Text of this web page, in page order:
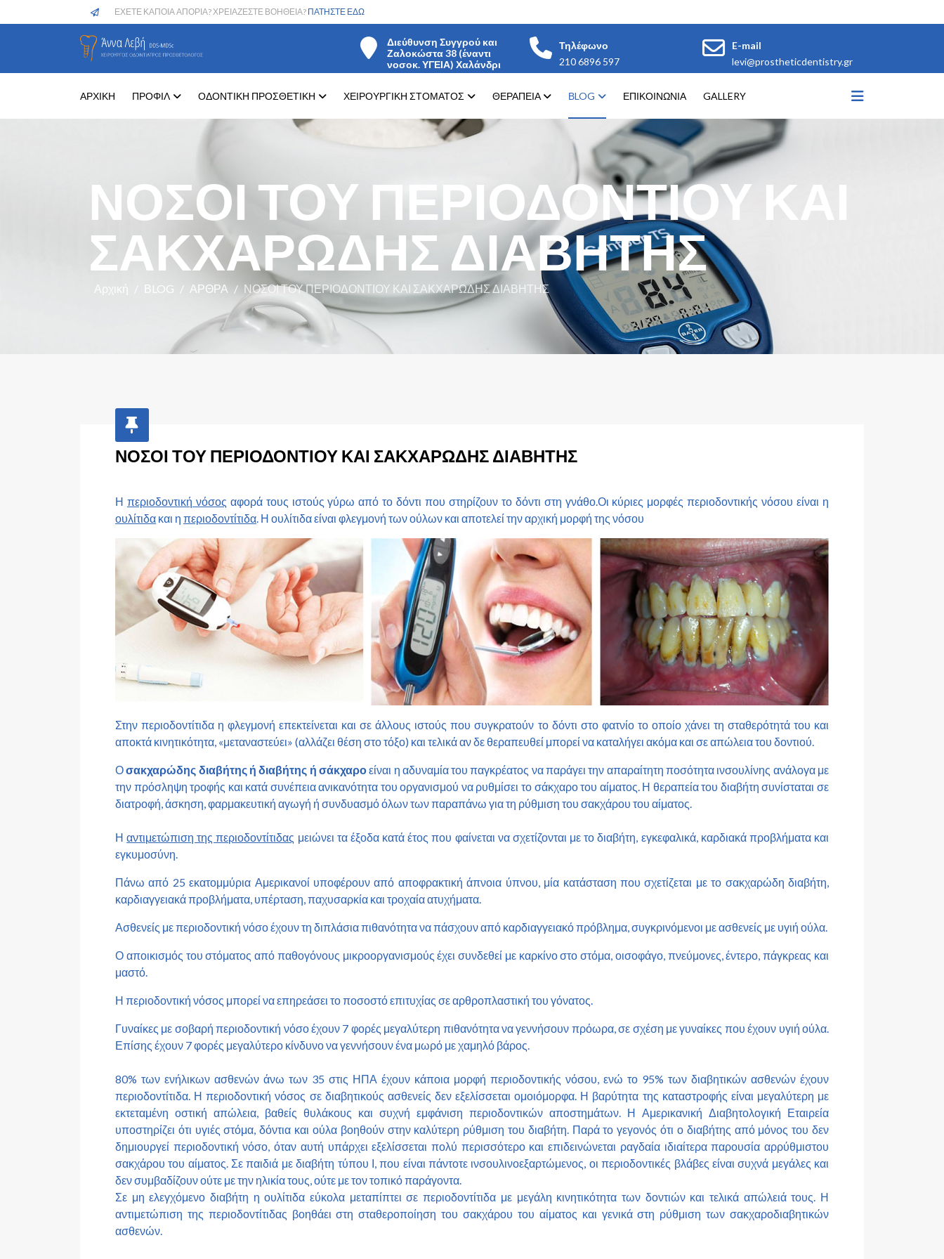
ΕΧΕΤΕ ΚΑΠΟΙΑ ΑΠΟΡΙΑ? ΧΡΕΙΑΖΕΣΤΕ ΒΟΗΘΕΙΑ? ΠΑΤΗΣΤΕ ΕΔΩ
Διεύθυνση Συγγρού και
Ζαλοκώστα 38 (έναντι
νοσοκ. ΥΓΕΙΑ) Χαλάνδρι
Τηλέφωνο
210 6896 597
E-mail
levi@prostheticdentistry.gr
ΑΡΧΙΚΗ ΠΡΟΦΙΛ ΟΔΟΝΤΙΚΗ ΠΡΟΣΘΕΤΙΚΗ ΧΕΙΡΟΥΡΓΙΚΗ ΣΤΟΜΑΤΟΣ ΘΕΡΑΠΕΙΑ ΒLOG ΕΠΙΚΟΙΝΩΝΙΑ GALLERY
ΝΟΣΟΙ ΤΟΥ ΠΕΡΙΟΔΟΝΤΙΟΥ ΚΑΙ
ΣΑΚΧΑΡΩΔΗΣ ΔΙΑΒΗΤΗΣ
Αρχική ΒLOG ΑΡΘΡΑ ΝΟΣΟΙ ΤΟΥ ΠΕΡΙΟΔΟΝΤΙΟΥ ΚΑΙ ΣΑΚΧΑΡΩΔΗΣ ΔΙΑΒΗΤΗΣ
ΝΟΣΟΙ ΤΟΥ ΠΕΡΙΟΔΟΝΤΙΟΥ ΚΑΙ ΣΑΚΧΑΡΩΔΗΣ ΔΙΑΒΗΤΗΣ
Η περιοδοντική νόσος αφορά τους ιστούς γύρω από το δόντι που στηρίζουν το δόντι στη γνάθο.Οι κύριες μορφές περιοδοντικής νόσου είναι η
ουλίτιδα και η περιοδοντίτιδα. Η ουλίτιδα είναι φλεγμονή των ούλων και αποτελεί την αρχική μορφή της νόσου
Στην περιοδοντίτιδα η φλεγμονή επεκτείνεται και σε άλλους ιστούς που συγκρατούν το δόντι στο φατνίο το οποίο χάνει τη σταθερότητά του και
αποκτά κινητικότητα, «μεταναστεύει» (αλλάζει θέση στο τόξο) και τελικά αν δε θεραπευθεί μπορεί να καταλήγει ακόμα και σε απώλεια του δοντιού.
Οσακχαρώδης διαβήτης ή διαβήτης ή σάκχαροείναι η αδυναμία του παγκρέατος να παράγει την απαραίτητη ποσότητα ινσουλίνης ανάλογα με
την πρόσληψη τροφής και κατά συνέπεια ανικανότητα του οργανισμού να ρυθμίσει το σάκχαρο του αίματος. Η θεραπεία του διαβήτη συνίσταται σε
διατροφή, άσκηση, φαρμακευτική αγωγή ή συνδυασμό όλων των παραπάνω για τη ρύθμιση του σακχάρου του αίματος.
Ηαντιμετώπιση της περιοδοντίτιδας μειώνει τα έξοδα κατά έτος που φαίνεται να σχετίζονται με το διαβήτη, εγκεφαλικά, καρδιακά προβλήματα και
εγκυμοσύνη.
Πάνω από 25 εκατομμύρια Αμερικανοί υποφέρουν από αποφρακτική άπνοια ύπνου, μία κατάσταση που σχετίζεται με το σακχαρώδη διαβήτη,
καρδιαγγειακά προβλήματα, υπέρταση, παχυσαρκία και τροχαία ατυχήματα.
Ασθενείς με περιοδοντική νόσο έχουν τη διπλάσια πιθανότητα να πάσχουν από καρδιαγγειακό πρόβλημα, συγκρινόμενοι με ασθενείς με υγιή ούλα.
Ο αποικισμός του στόματος από παθογόνους μικροοργανισμούς έχει συνδεθεί με καρκίνο στο στόμα, οισοφάγο, πνεύμονες, έντερο, πάγκρεας και
μαστό.
Η περιοδοντική νόσος μπορεί να επηρεάσει το ποσοστό επιτυχίας σε αρθροπλαστική του γόνατος.
Γυναίκες με σοβαρή περιοδοντική νόσο έχουν 7 φορές μεγαλύτερη πιθανότητα να γεννήσουν πρόωρα, σε σχέση με γυναίκες που έχουν υγιή ούλα.
Επίσης έχουν 7 φορές μεγαλύτερο κίνδυνο να γεννήσουν ένα μωρό με χαμηλό βάρος.
80% των ενήλικων ασθενών άνω των 35 στις ΗΠΑ έχουν κάποια μορφή περιοδοντικής νόσου, ενώ το 95% των διαβητικών ασθενών έχουν
περιοδοντίτιδα. Η περιοδοντική νόσος σε διαβητικούς ασθενείς δεν εξελίσσεται ομοιόμορφα. Η βαρύτητα της καταστροφής είναι μεγαλύτερη με
εκτεταμένη οστική απώλεια, βαθείς θυλάκους και συχνή εμφάνιση περιοδοντικών αποστημάτων. Η Αμερικανική Διαβητολογική Εταιρεία
υποστηρίζει ότι υγιές στόμα, δόντια και ούλα βοηθούν στην καλύτερη ρύθμιση του διαβήτη. Παρά το γεγονός ότι ο διαβήτης από μόνος του δεν
δημιουργεί περιοδοντική νόσο, όταν αυτή υπάρχειεξελίσσεται πολύ περισσότερο και επιδεινώνεται ραγδαία ιδιαίτερα παρουσία αρρύθμιστου
σακχάρου του αίματος. Σε παιδιά με διαβήτη τύπου Ι, που είναι πάντοτε ινσουλινοεξαρτώμενος, οι περιοδοντικές βλάβες είναι συχνά μεγάλες και
δεν συμβαδίζουν ούτε με την ηλικία τους, ούτε με τον τοπικό παράγοντα.
Σε μη ελεγχόμενο διαβήτη η ουλίτιδα εύκολα μεταπίπτει σε περιοδοντίτιδα με μεγάλη κινητικότητα των δοντιών και τελικά απώλειά τους. Η
αντιμετώπιση της περιοδοντίτιδας βοηθάει στη σταθεροποίηση του σακχάρου του αίματος και γενικά στη ρύθμιση των σακχαροδιαβητικών
ασθενών.